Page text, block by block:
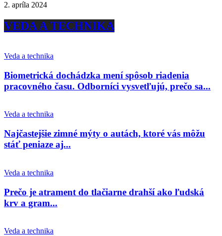
2. apríla 2024
VEDA A TECHNIKA
Veda a technika
Biometrická dochádzka mení spôsob riadenia
pracovného času. Odborníci vysvetľujú, prečo sa...
Veda a technika
Najčastejšie zimné mýty o autách, ktoré vás môžu
stáť peniaze aj...
Veda a technika
Prečo je atrament do tlačiarne drahší ako ľudská
krv a gram...
Veda a technika